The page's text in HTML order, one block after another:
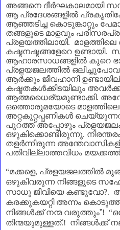
അങ്ങനെ ദീർഘകാലമായി
ആ പ്രദേശങ്ങളിൽ
ആഞ്ഞടിച്ച കൊടുങ്കാറ്റും
തങ്ങളുടെ മാളവും
പ്രളയത്തിലായി.
കഷ്ടനഷ്ടങ്ങളേറെ ഉണ്ടായി.
ആഹാരസാധങ്ങളിൽ കുറെ
പ്രളയജലത്തിൽ
ആർക്കും ജീവഹാനി
കഷ്ടതകൾക്കിടയിലും
ആത്മധൈര്യമുണ്ടാക്കി.
ഒത്തൊരുമയോടെ മാളത്തിലെ
അറ്റകുറ്റപ്പണികൾ
പുറത്ത് അപ്പോഴും
ഒഴുകിക്കൊണ്ടിരുന്നു.
തളർന്നിരുന്ന
പതിവില്ലാത്തവിധം
“മക്കളെ, പ്രളയജലത്തിൽ
ഒഴുകിവരുന്ന നിങ്ങളുടെ
സാധു ജീവിയെ കണ്ടുവോ?.
കരക്കുകയറ്റി അന്നം
നിങ്ങൾക്ക് നന്മ വരുത്തും”! “
തിന്മയുമുള്ളത്.! നിങ്ങൾക്ക്